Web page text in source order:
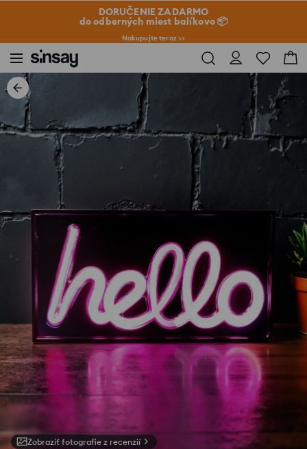
DORUČENIE ZADARMO
do odberných miest balíkovo 📦
Nakupujte teraz >>
Zobraziť fotografie z recenzií